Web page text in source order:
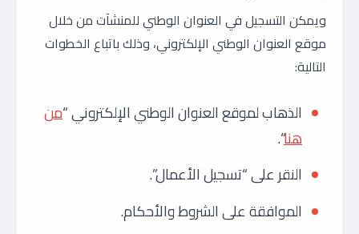
ويمكن التسجيل في العنوان الوطني للمنشآت من خلال
موقع العنوان الوطني الإلكتروني، وذلك باتباع الخطوات
التالية:
الذهاب لموقع العنوان الوطني الإلكتروني “من
هنا“.
النقر على “تسجيل الأعمال”.
الموافقة على الشروط والأحكام.